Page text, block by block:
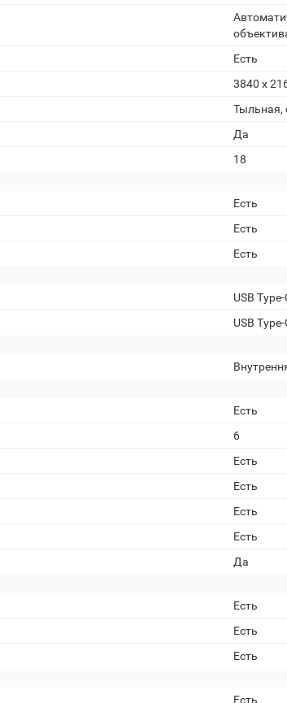
Есть
3840 x
Тыльная,
Да
18
Есть
Есть
Есть
USB Type-
USB Type-
Есть
6
Есть
Есть
Есть
Есть
Да
Есть
Есть
Есть
Есть